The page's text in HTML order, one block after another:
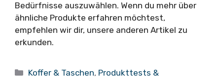
Bedürfnisse auszuwählen. Wenn du mehr über
ähnliche Produkte erfahren möchtest,
empfehlen wir dir, unsere anderen Artikel zu
erkunden.
Kategorien
Koffer & Taschen, Produkttests &